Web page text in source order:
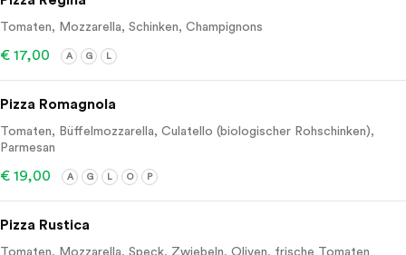
Tomaten, Mozzarella, Schinken, Champignons
€ 17,00 A G L
Pizza Romagnola
Tomaten, Büffelmozzarella, Culatello (biologischer Rohschinken),
Parmesan
€ 19,00 A G L O P
Pizza Rustica
Tomaten, Mozzarella, Speck, Zwiebeln, Oliven, frische Tomaten